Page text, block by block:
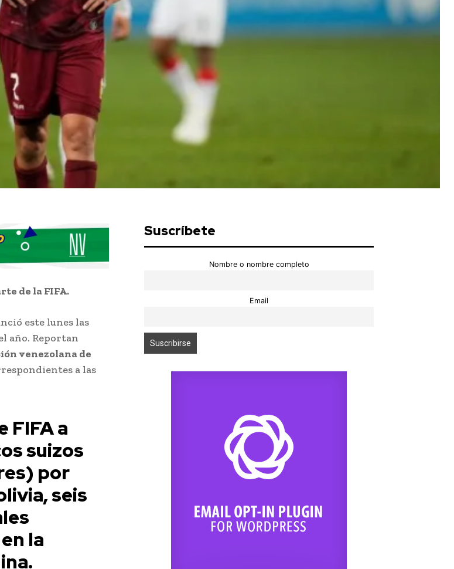
de la FIFA.
este lunes las
año. Reportan
venezolana de
a las
FIFA a
suizos
por
seis
la
Suscríbete
Nombre o nombre completo
Email